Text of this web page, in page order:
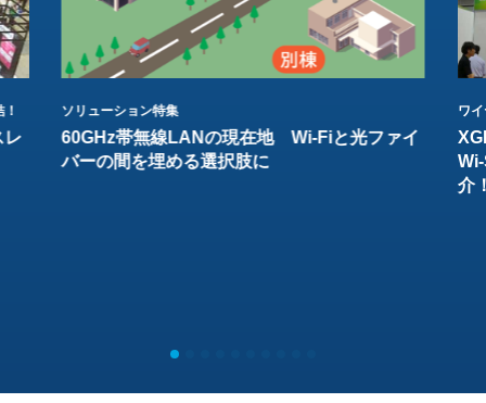
レ
ソリューション特集
60GHz帯無線LANの現在地 Wi-Fiと光ファイ
バーの間を埋める選択肢に
ワ
介